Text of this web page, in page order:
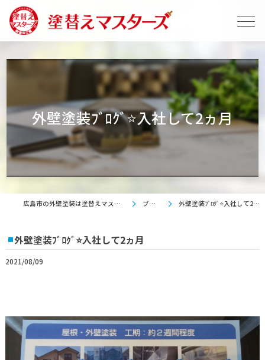
外壁塗装ﾌﾞﾛｸﾞ⭐入社して2ヵ月
広島市の外壁塗装は塗替えマスターズ ブログ 外壁塗装ﾌﾞﾛｸﾞ⭐入社して2ヵ月
外壁塗装ﾌﾞﾛｸﾞ⭐入社して2ヵ月
2021/08/09